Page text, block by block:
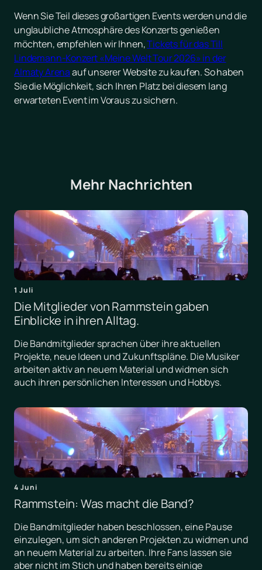
Wenn Sie Teil dieses großartigen Events werden und die
unglaubliche Atmosphäre des Konzerts genießen
möchten, empfehlen wir Ihnen,Tickets für das Till
Lindemann-Konzert «Meine Welt Tour 2026» in der
Almaty Arenaauf unserer Website zu kaufen. So haben
Sie die Möglichkeit, sich Ihren Platz bei diesem lang
erwarteten Event im Voraus zu sichern.
Mehr Nachrichten
1 Juli
Die Mitglieder von Rammstein gaben
Einblicke in ihren Alltag.
Die Bandmitglieder sprachen über ihre aktuellen
Projekte, neue Ideen und Zukunftspläne. Die Musiker
arbeiten aktiv an neuem Material und widmen sich
auch ihren persönlichen Interessen und Hobbys.
4 Juni
Rammstein: Was macht die Band?
Die Bandmitglieder haben beschlossen, eine Pause
einzulegen, um sich anderen Projekten zu widmen und
an neuem Material zu arbeiten. Ihre Fans lassen sie
aber nicht im Stich und haben bereits einige